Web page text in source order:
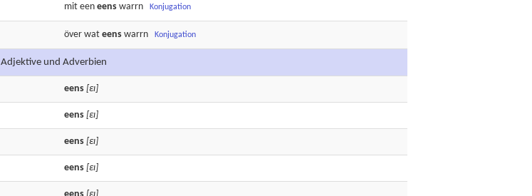
mit een eens warrn Konjugation
över wat eens warrn Konjugation
Adjektive und Adverbien
eens [εɪ]
eens [εɪ]
eens [εɪ]
eens [εɪ]